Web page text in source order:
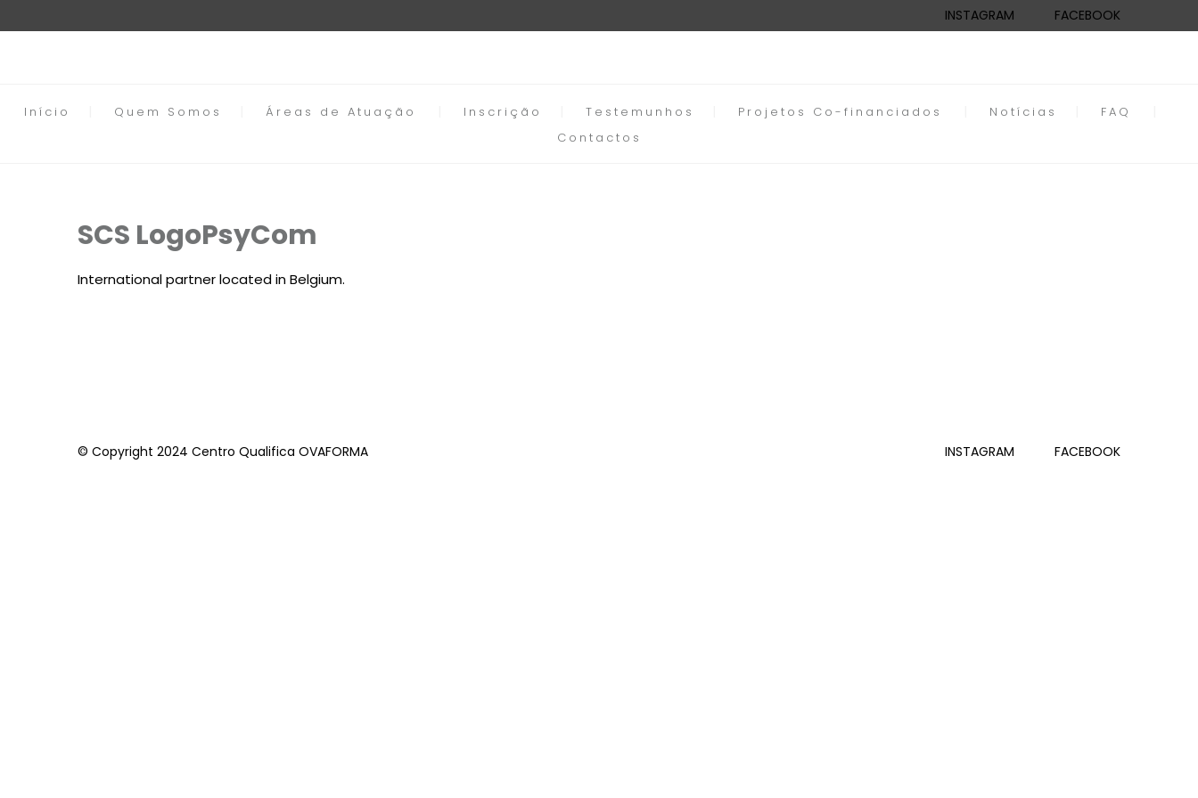
FACEBOOK
INSTAGRAM
Início Quem Somos Áreas de Atuação Inscrição Testemunhos Projetos Co-financiados Notícias
FAQ
Contactos
SCS LogoPsyCom
International partner located in Belgium.
© Copyright 2024 Centro Qualifica OVAFORMA FACEBOOK
INSTAGRAM